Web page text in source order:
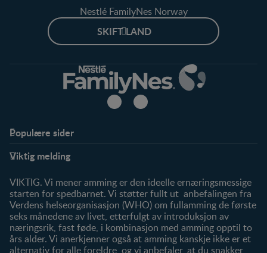
Nestlé FamilyNes Norway
SKIFT LAND
Populære sider
FAQ
Våre merker
Viktig melding
VIKTIG. Vi mener amming er den ideelle ernæringsmessige
starten for spedbarnet. Vi støtter fullt ut anbefalingen fra
Verdens helseorganisasjon (WHO) om fullamming de første
seks månedene av livet, etterfulgt av introduksjon av
næringsrik, fast føde, i kombinasjon med amming opptil to
års alder. Vi anerkjenner også at amming kanskje ikke er et
alternativ for alle foreldre, og vi anbefaler, at du snakker